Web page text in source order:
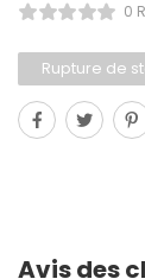
0
Rupture de
Avis des